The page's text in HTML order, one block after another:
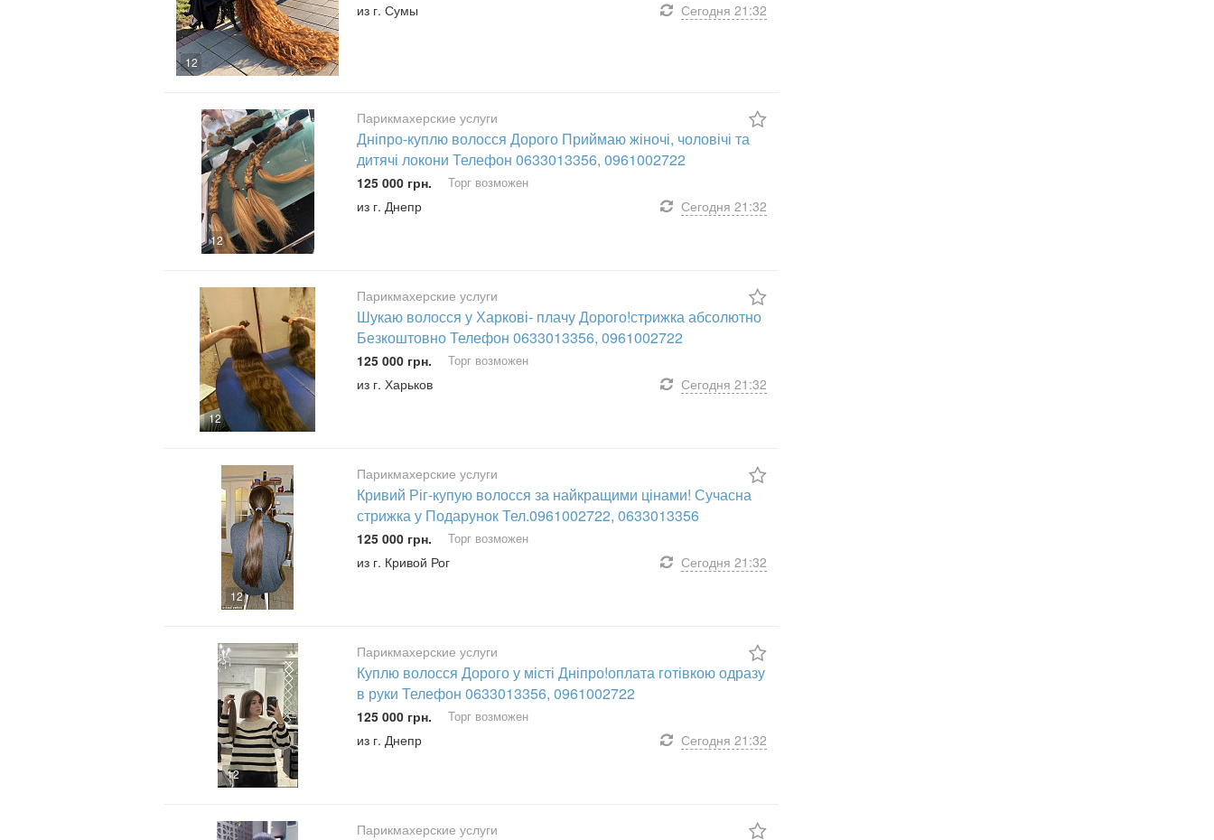
12
из г. Сумы Сегодня 21:32
12
Парикмахерские услуги
Дніпро-куплю волосся Дорого Приймаю жіночі, чоловічі та
дитячі локони Телефон 0633013356, 0961002722
125 000 грн. Торг возможен
из г. Днепр Сегодня 21:32
12
Парикмахерские услуги
Шукаю волосся у Харкові- плачу Дорого!стрижка абсолютно
Безкоштовно Телефон 0633013356, 0961002722
125 000 грн. Торг возможен
из г. Харьков Сегодня 21:32
12
Парикмахерские услуги
Кривий Ріг-купую волосся за найкращими цінами! Сучасна
стрижка у Подарунок Тел.0961002722, 0633013356
125 000 грн. Торг возможен
из г. Кривой Рог Сегодня 21:32
12
Парикмахерские услуги
Куплю волосся Дорого у місті Дніпро!оплата готівкою одразу
в руки Телефон 0633013356, 0961002722
125 000 грн. Торг возможен
из г. Днепр Сегодня 21:32
Парикмахерские услуги